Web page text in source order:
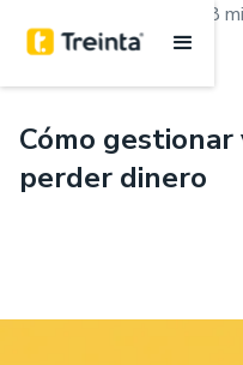
8
Cómo
perder dinero